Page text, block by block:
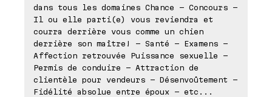
dans tous les domaines Chance - Concours -
Il ou elle parti(e) vous reviendra et
courra derrière vous comme un chien
derrière son maître! - Santé - Examens -
Affection retrouvée Puissance sexuelle -
Permis de conduire - Attraction de
clientèle pour vendeurs - Désenvoûtement -
Fidélité absolue entre époux - etc...